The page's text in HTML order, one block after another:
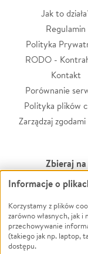
Jak to
Regulamin
Polityka
RODO -
Kontakt
Porównanie
Polityka plików
Zarządzaj
Zbieraj na
Leczenie
Zwierzęta
Pożar
Ukraina
Informacje o
Korzystamy z plików
zarówno własnych, jak
przechowywanie
(takiego jak np. laptop,
dostępu.